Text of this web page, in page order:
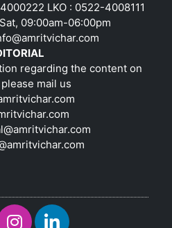
LKO : 0522-4008111
09:00am-06:00pm
regarding the content on
mail us